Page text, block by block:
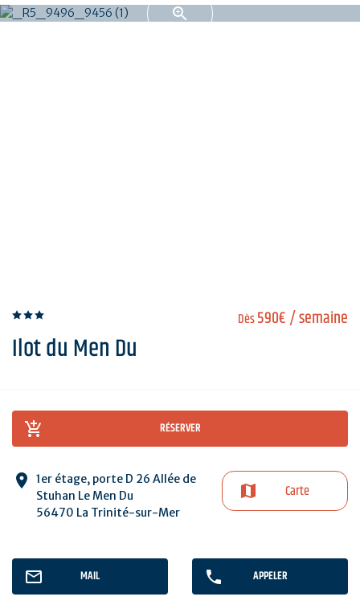
Dès590€/ semaine
Ilot du Men Du
RÉSERVER
1er étage, porte D 26 Allée de
Stuhan Le Men Du
56470 La Trinité-sur-Mer
Carte
MAIL APPELER